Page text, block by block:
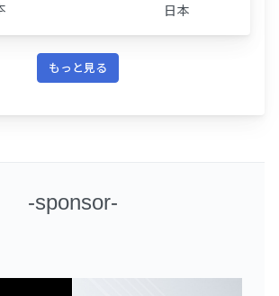
日本
もっと見る
-sponsor-